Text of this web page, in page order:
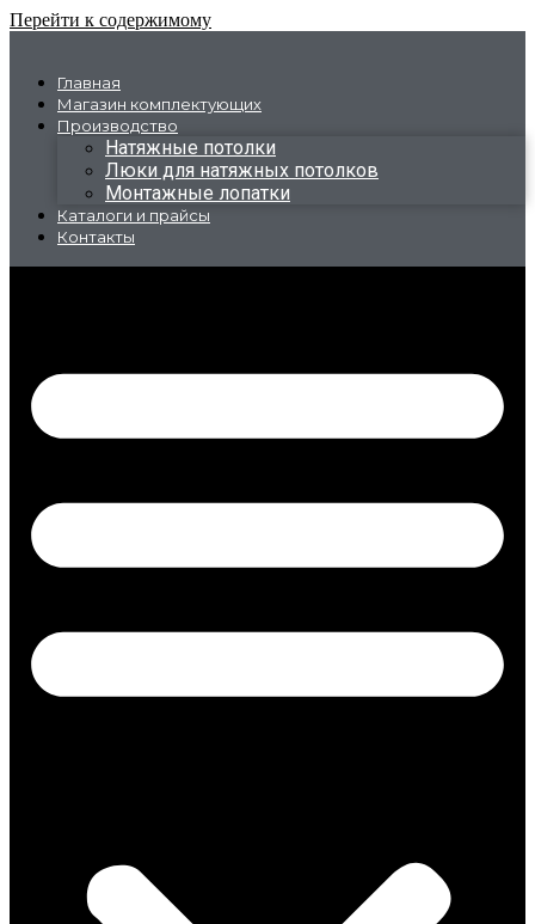
Перейти к содержимому
Главная
Магазин комплектующих
Производство
Натяжные потолки
Люки для натяжных потолков
Монтажные лопатки
Каталоги и прайсы
Контакты